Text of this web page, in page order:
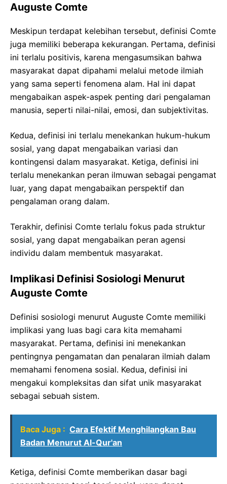
Auguste Comte
Meskipun terdapat kelebihan tersebut, definisi Comte
juga memiliki beberapa kekurangan. Pertama, definisi
ini terlalu positivis, karena mengasumsikan bahwa
masyarakat dapat dipahami melalui metode ilmiah
yang sama seperti fenomena alam. Hal ini dapat
mengabaikan aspek-aspek penting dari pengalaman
manusia, seperti nilai-nilai, emosi, dan subjektivitas.
Kedua, definisi ini terlalu menekankan hukum-hukum
sosial, yang dapat mengabaikan variasi dan
kontingensi dalam masyarakat. Ketiga, definisi ini
terlalu menekankan peran ilmuwan sebagai pengamat
luar, yang dapat mengabaikan perspektif dan
pengalaman orang dalam.
Terakhir, definisi Comte terlalu fokus pada struktur
sosial, yang dapat mengabaikan peran agensi
individu dalam membentuk masyarakat.
Implikasi Definisi Sosiologi Menurut
Auguste Comte
Definisi sosiologi menurut Auguste Comte memiliki
implikasi yang luas bagi cara kita memahami
masyarakat. Pertama, definisi ini menekankan
pentingnya pengamatan dan penalaran ilmiah dalam
memahami fenomena sosial. Kedua, definisi ini
mengakui kompleksitas dan sifat unik masyarakat
sebagai sebuah sistem.
Baca Juga : Cara Efektif Menghilangkan Bau
Badan Menurut Al-Qur'an
Ketiga, definisi Comte memberikan dasar bagi